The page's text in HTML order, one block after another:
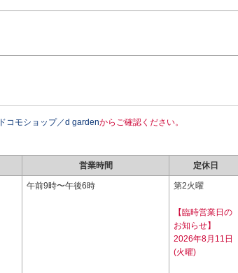
ドコモショップ／d gardenからご確認ください。
営業時間 定休日
午前9時〜午後6時 第2火曜
【臨時営業日の
お知らせ】
2026年8月11日
(火曜)